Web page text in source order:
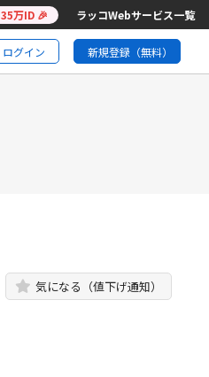
35万ID 🎉 ラッコWebサービス一覧
ログイン 新規登録（無料）
気になる（値下げ通知）